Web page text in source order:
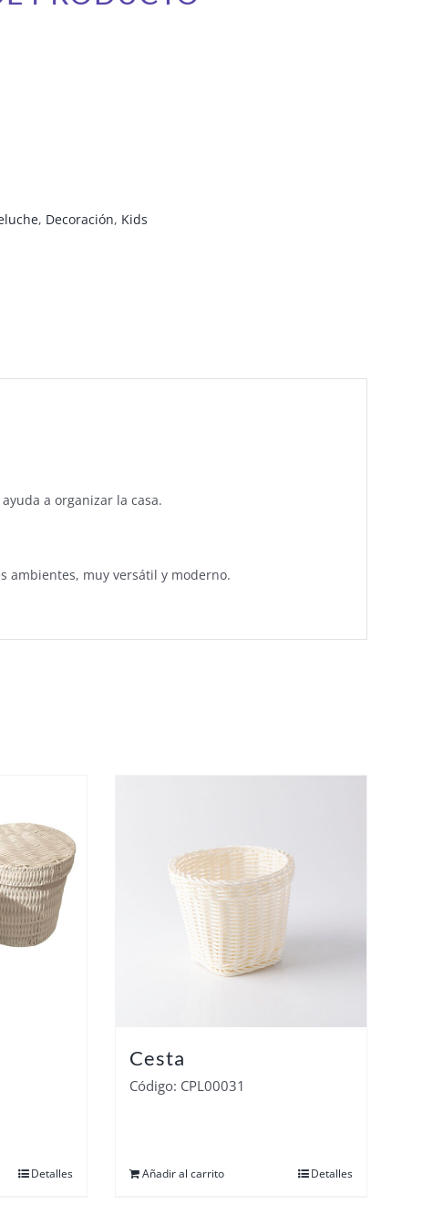
, Decoración, Kids
a organizar la casa.
ambientes, muy versátil y moderno.
Detalles
Cesta
Código: CPL00031
Añadir al carrito Detalles